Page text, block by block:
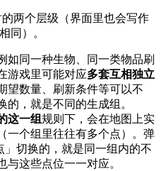
两个层级（界面里也会写作
同）。
如同一种生物、同一类物品刷
游戏里可能对应多套互相独立
数量、刷新条件等可以不
的，就是不同的生成组。
这一组规则下，会在地图上实
（一个组里往往有多个点）。弹
」切换的，就是同一组内的不
与这些点位一一对应。